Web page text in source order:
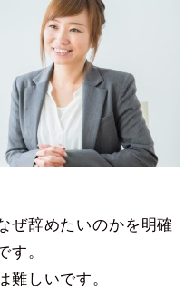
ぜ辞めたいのかを明確
す。
難しいです。